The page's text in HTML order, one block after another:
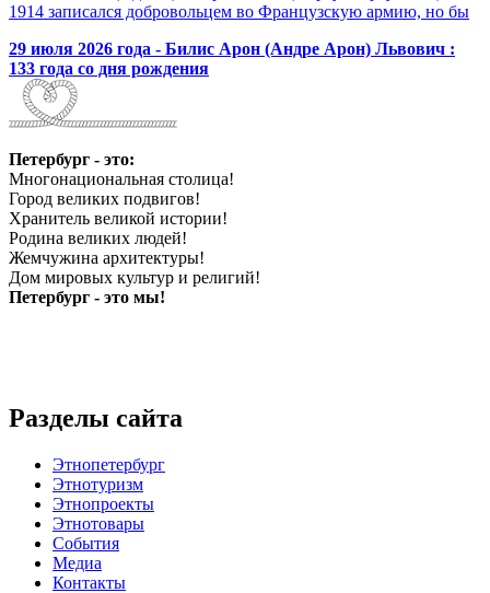
1914 записался добровольцем во Французскую армию, но бы
29 июля 2026 года - Билис Арон (Андре Арон) Львович :
133 года со дня рождения
Петербург - это:
Многонациональная столица!
Город великих подвигов!
Хранитель великой истории!
Родина великих людей!
Жемчужина архитектуры!
Дом мировых культур и религий!
Петербург - это мы!
Разделы сайта
Этнопетербург
Этнотуризм
Этнопроекты
Этнотовары
События
Медиа
Контакты